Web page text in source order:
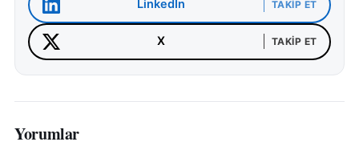
LinkedIn TAKIP ET
X TAKIP ET
Yorumlar